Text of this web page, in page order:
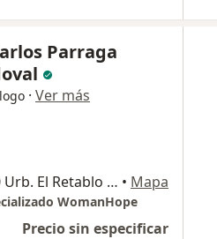
Parraga
· Ver más
Psje. Andres Razuri 150 Urb. El Retablo 4ta etapa Comas, Lima • Mapa
WomanHope
Precio sin especificar